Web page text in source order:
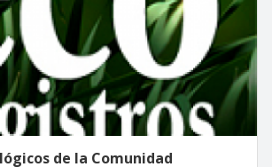
de la Comunidad